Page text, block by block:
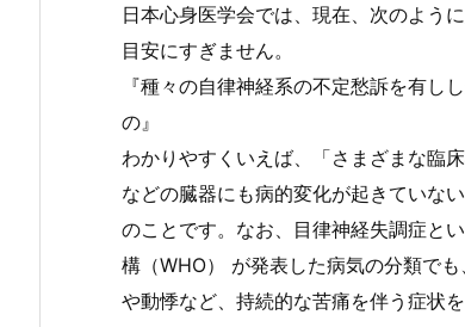
日本心身医学会では、現在、次のよう
目安にすぎません。
『種々の自律神経系の不定愁訴を有し
の』
わかりやすくいえば、「さまざまな臨
などの臓器にも病的変化が起きていな
のことです。なお、目律神経失調症と
構（WHO） が発表した病気の分類で
や動悸など、持続的な苦痛を伴う症状を